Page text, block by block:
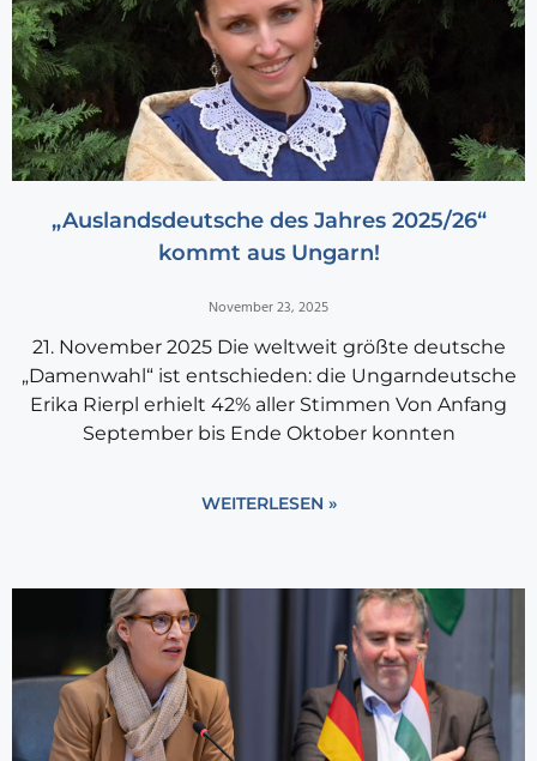
„Auslandsdeutsche des Jahres 2025/26“
kommt aus Ungarn!
November 23, 2025
21. November 2025 Die weltweit größte deutsche
„Damenwahl“ ist entschieden: die Ungarndeutsche
Erika Rierpl erhielt 42% aller Stimmen Von Anfang
September bis Ende Oktober konnten
WEITERLESEN »